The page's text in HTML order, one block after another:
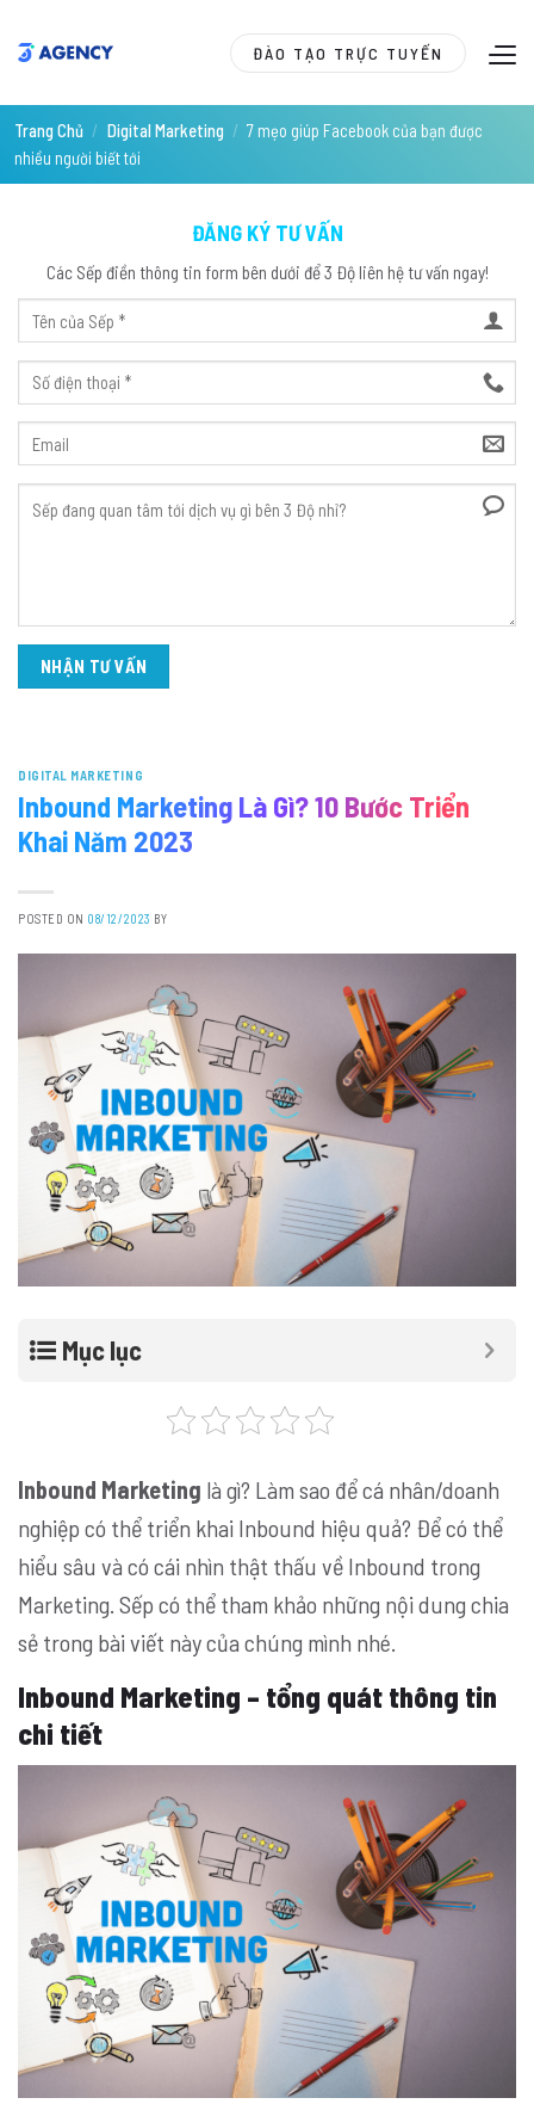
ĐÀO TẠO TRỰC TUYẾN
Trang Chủ / Digital Marketing / 7 mẹo giúp Facebook của bạn được
nhiều người biết tới
DIGITAL MARKETING
Inbound Marketing Là Gì? 10 Bước Triển
Khai Năm 2023
POSTED ON 08/12/2023 BY
Mục lục
Inbound Marketing là gì? Làm sao để cá nhân/doanh
nghiệp có thể triển khai Inbound hiệu quả? Để có thể
hiểu sâu và có cái nhìn thật thấu về Inbound trong
Marketing. Sếp có thể tham khảo những nội dung chia
sẻ trong bài viết này của chúng mình nhé.
Inbound Marketing – tổng quát thông tin
chi tiết
ĐĂNG KÝ TƯ VẤN
Các Sếp điền thông tin form bên dưới để 3 Độ liên hệ tư vấn ngay!